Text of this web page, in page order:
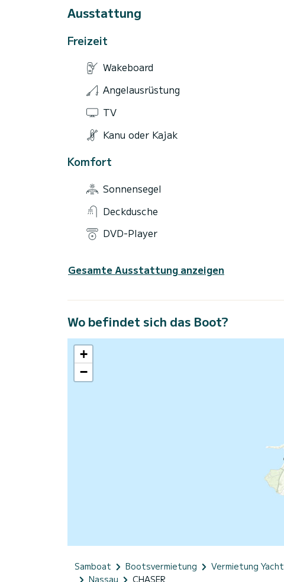
Ausstattung
Freizeit
Wakeboard
Angelausrüstung
TV
Kanu oder Kajak
Komfort
Sonnensegel
Deckdusche
DVD-Player
Gesamte Ausstattung anzeigen
Wo befindet sich das Boot?
+
−
Samboat Bootsvermietung Vermietung Yacht
Nassau
CHASER